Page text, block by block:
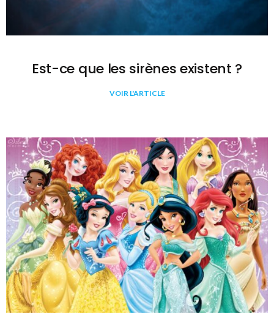
Est-ce que les sirènes existent ?
VOIR L'ARTICLE